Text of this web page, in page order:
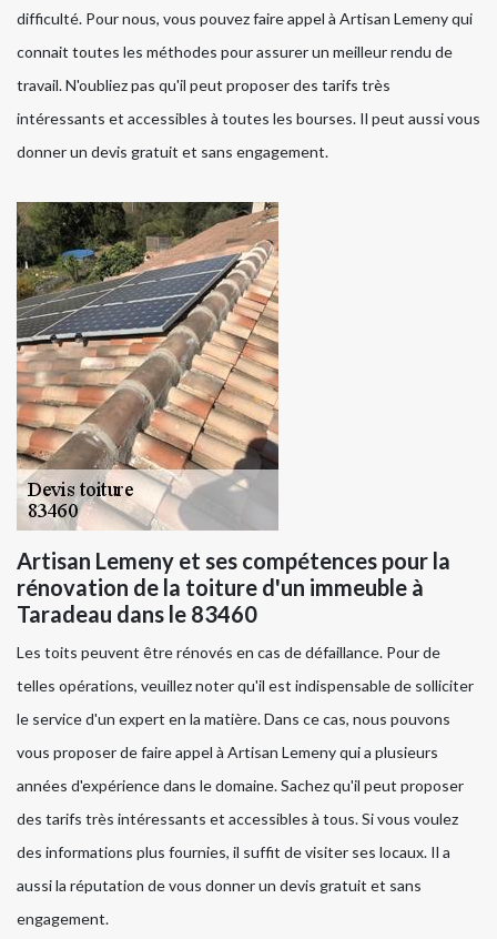
difficulté. Pour nous, vous pouvez faire appel à Artisan Lemeny qui
connait toutes les méthodes pour assurer un meilleur rendu de
travail. N'oubliez pas qu'il peut proposer des tarifs très
intéressants et accessibles à toutes les bourses. Il peut aussi vous
donner un devis gratuit et sans engagement.
Artisan Lemeny et ses compétences pour la
rénovation de la toiture d'un immeuble à
Taradeau dans le 83460
Les toits peuvent être rénovés en cas de défaillance. Pour de
telles opérations, veuillez noter qu'il est indispensable de solliciter
le service d'un expert en la matière. Dans ce cas, nous pouvons
vous proposer de faire appel à Artisan Lemeny qui a plusieurs
années d'expérience dans le domaine. Sachez qu'il peut proposer
des tarifs très intéressants et accessibles à tous. Si vous voulez
des informations plus fournies, il suffit de visiter ses locaux. Il a
aussi la réputation de vous donner un devis gratuit et sans
engagement.